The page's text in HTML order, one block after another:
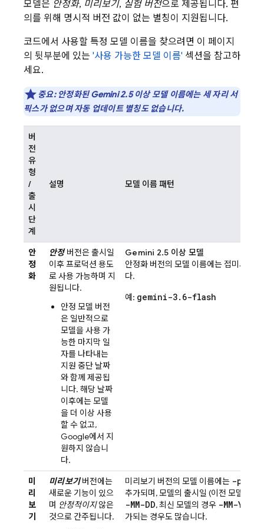
모델은 안정화, 미리보기, 실험 버전으로 제공됩니다. 편
의를 위해 명시적 버전 값이 없는 별칭이 지원됩니다.
코드에서 사용할 특정 모델 이름을 찾으려면 이 페이지
의 뒷부분에 있는 '사용 가능한 모델 이름' 섹션을 참고하
세요.
중요: 안정화된Gemini 2.5이상 모델 이름에는 세 자리 서
픽스가 없으며 자동 업데이트 별칭도 없습니다.
버
전
유
형
/
출
시
단
계
설명 모델 이름 패턴
안
정
화
안정버전은 출시일
이후 프로덕션 용도
로 사용 가능하며 지
원됩니다.
안정 모델 버전
은 일반적으로
모델을 사용 가
능한 마지막 일
자를 나타내는
지원 중단 날짜
와 함께 제공됩
니다. 해당 날짜
이후에는 모델
을 더 이상 사용
할 수 없고,
Google에서 지
원하지 않습니
다.
Gemini 2.5 이상 모델
안정화 버전의 모델 이름에는 접미사가
다.
예: gemini-3.6-flash
미
리
보
기
미리보기버전에는
새로운 기능이 있으
며 안정적이지않은
것으로 간주됩니다.
미리보기 버전의 모델 이름에는 -
추가되며, 모델의 출시일 (이전 모델의 경
-MM-DD, 최신 모델의 경우 -MM-YYYY
가되는 경우도 많습니다.